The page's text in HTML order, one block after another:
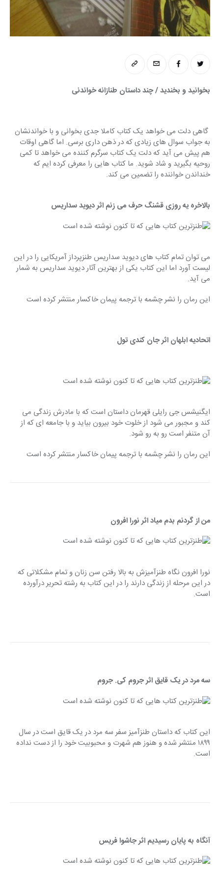
بخوانید و بخندید / چند داستان طنازانه خواندنی
گاهی دلت می خواهد یک کتاب کاملا جدی بخوانی و با خواندنشان
به جواب سوال های زیادی که در ذهن داری برسی. اما گاهی اوقات
هم پیش می آید که دلت یک کتاب سرگرم کننده می خواهد تا کمی
روحیه بگیرید و شاد شوید. ما کتاب هایی را معرفی کرده ایم که
خنداندن خواننده را تضمین می کند.
بالاخره یه روزی قشنگ حرف می زنم اثر دیوید سداریس
می توان تمام کتاب های دیوید سداریس طنزپرداز آمریکایی را در این
لیست آورد اما این کتاب یکی از بهترین آثار دیوید سداریس به شمار
می آید.
این رمان را نشر چشمه با ترجمه پیمان خاکسار منتشر کرده است
اتحادیه ابلهان اثر جان کندی تول
ایگنیشس جی رایلی قهرمان داستان است که با مادرش زندگی می
کند و مجبور می شود از خلوت خود بیرون بیاید و با جامعه ای که از
آن متنفر است رو به رو شود.
این رمان را نشر چشمه با ترجمه پیمان خاکسار منتشر کرده است
من از گردنم بدم میاد اثر نورا افرون
نورا افرون نگاه طنزآمیزش به بالا رفتن سن زنان و تمام مشکلاتی که
در این مرحله از زندگی دارند را در این کتاب به رشته تحریر درآورده
است.
سه مرد در یک قایق اثر جروم کی. جروم
این کتاب که داستان طنزآمیز سفر سه مرد در یک قایق است در سال
۱۸۹۹ منتشر شده و هنوز هم شهرت و محبوبیت خود را از دست نداده
است.
آنگاه به پایان رسیدیم اثر جاشوا فریس